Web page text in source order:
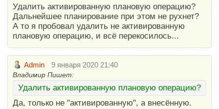
Удалить активированную плановую операцию?
Дальнейшее планирование при этом не рухнет?
А то я пробовал удалить не активированную
плановую операцию, и всё перекосилось...
Admin 9 января 2020 21:40
Владимир Пишет:
Удалить активированную плановую операцию?
Да, только не "активированную", а внесённую.